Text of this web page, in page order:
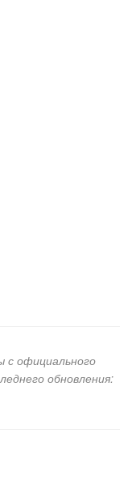
с официального
обновления: